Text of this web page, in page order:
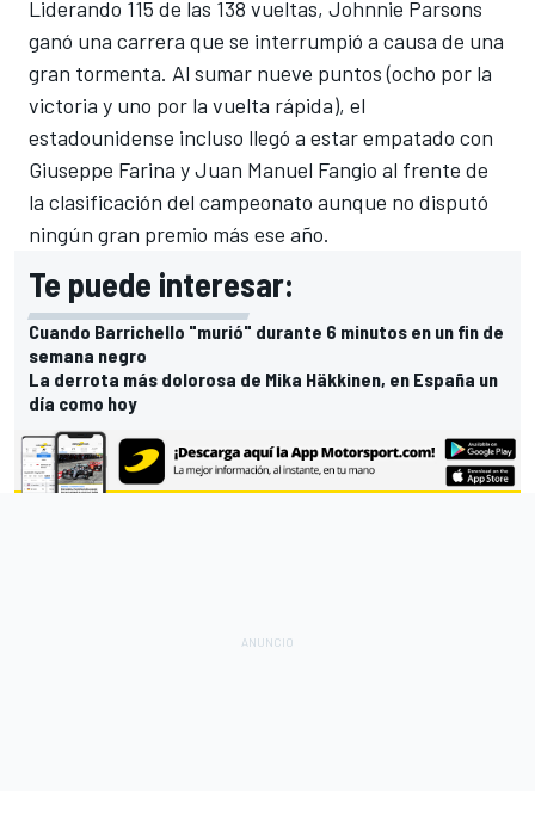
Liderando 115 de las 138 vueltas, Johnnie Parsons
ganó una carrera que se interrumpió a causa de una
gran tormenta. Al sumar nueve puntos (ocho por la
victoria y uno por la vuelta rápida), el
estadounidense incluso llegó a estar empatado con
Giuseppe Farina y Juan Manuel Fangio al frente de
la clasificación del campeonato aunque no disputó
ningún gran premio más ese año.
Te puede interesar:
Cuando Barrichello "murió" durante 6 minutos en un fin de
semana negro
La derrota más dolorosa de Mika Häkkinen, en España un
día como hoy